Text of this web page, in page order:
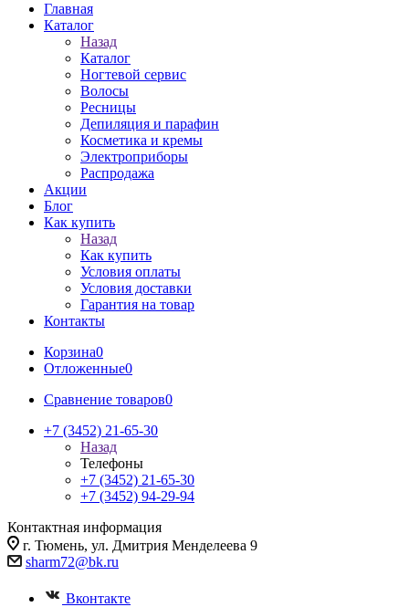
Главная
Каталог
Назад
Каталог
Ногтевой сервис
Волосы
Ресницы
Депиляция и парафин
Косметика и кремы
Электроприборы
Распродажа
Акции
Блог
Как купить
Назад
Как купить
Условия оплаты
Условия доставки
Гарантия на товар
Контакты
Корзина0
Отложенные0
Сравнение товаров0
+7 (3452) 21-65-30
Назад
Телефоны
+7 (3452) 21-65-30
+7 (3452) 94-29-94
Контактная информация
г. Тюмень, ул. Дмитрия Менделеева 9
sharm72@bk.ru
Вконтакте